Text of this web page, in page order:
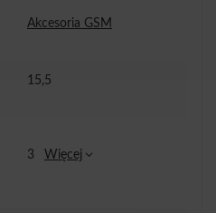
Akcesoria GSM
15,5
3 Więcej